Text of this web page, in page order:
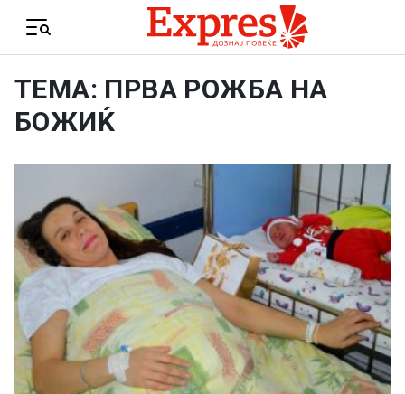
Menu
ТЕМА: ПРВА РОЖБА НА
БОЖИЌ